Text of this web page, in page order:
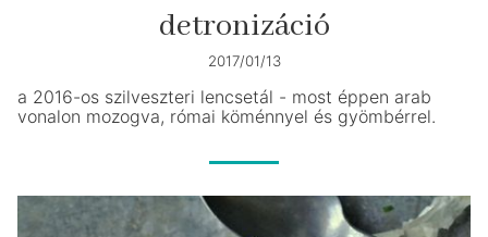
detronizáció
2017/01/13
a 2016-os szilveszteri lencsetál - most éppen arab
vonalon mozogva, római köménnyel és gyömbérrel.